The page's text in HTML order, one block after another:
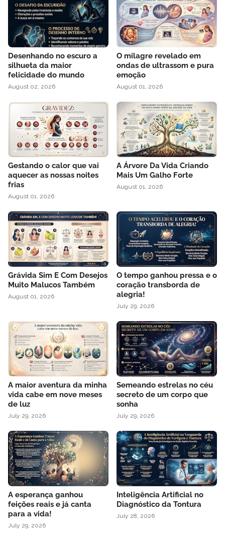
Desenhando no escuro a
silhueta da maior
felicidade do mundo
August 02, 2026
O milagre revelado em
ondas de ultrassom e pura
emoção
August 01, 2026
Gestando o calor que vai
aquecer as nossas noites
frias
August 01, 2026
A Árvore Da Vida Criando
Mais Um Galho Forte
August 01, 2026
Grávida Sim E Com Desejos
Muito Malucos Também
August 01, 2026
O tempo ganhou pressa e o
coração transborda de
alegria!
July 29, 2026
A maior aventura da minha
vida cabe em nove meses
de luz
July 29, 2026
Semeando estrelas no céu
secreto de um corpo que
sonha
July 29, 2026
A esperança ganhou
feições reais e já canta
para a vida!
July 29, 2026
Inteligência Artificial no
Diagnóstico da Tontura
July 28, 2026